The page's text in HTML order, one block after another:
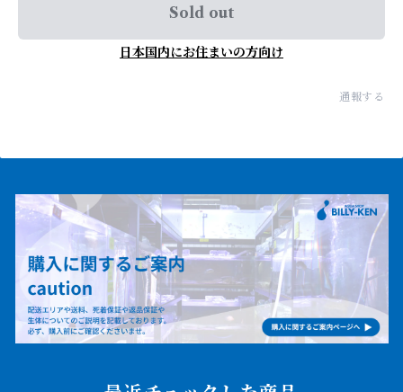
Sold out
日本国内にお住まいの方向け
通報する